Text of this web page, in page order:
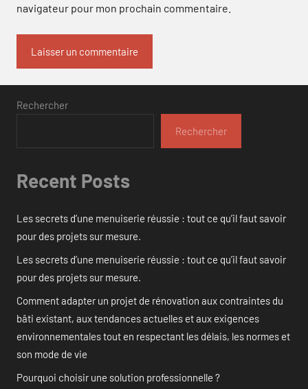
navigateur pour mon prochain commentaire.
Rechercher
Rechercher
Recent Posts
Les secrets d’une menuiserie réussie : tout ce qu’il faut savoir
pour des projets sur mesure.
Les secrets d’une menuiserie réussie : tout ce qu’il faut savoir
pour des projets sur mesure.
Comment adapter un projet de rénovation aux contraintes du
bâti existant, aux tendances actuelles et aux exigences
environnementales tout en respectant les délais, les normes et
son mode de vie
Pourquoi choisir une solution professionnelle ?